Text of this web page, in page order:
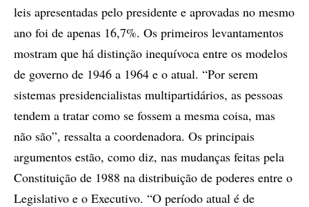
leis apresentadas pelo presidente e aprovadas no mesmo
ano foi de apenas 16,7%. Os primeiros levantamentos
mostram que há distinção inequívoca entre os modelos
de governo de 1946 a 1964 e o atual. “Por serem
sistemas presidencialistas multipartidários, as pessoas
tendem a tratar como se fossem a mesma coisa, mas
não são”, ressalta a coordenadora. Os principais
argumentos estão, como diz, nas mudanças feitas pela
Constituição de 1988 na distribuição de poderes entre o
Legislativo e o Executivo. “O período atual é de